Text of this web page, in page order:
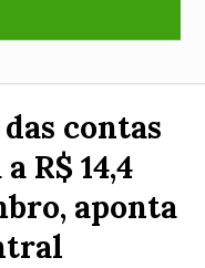
contas
R$ 14,4
aponta